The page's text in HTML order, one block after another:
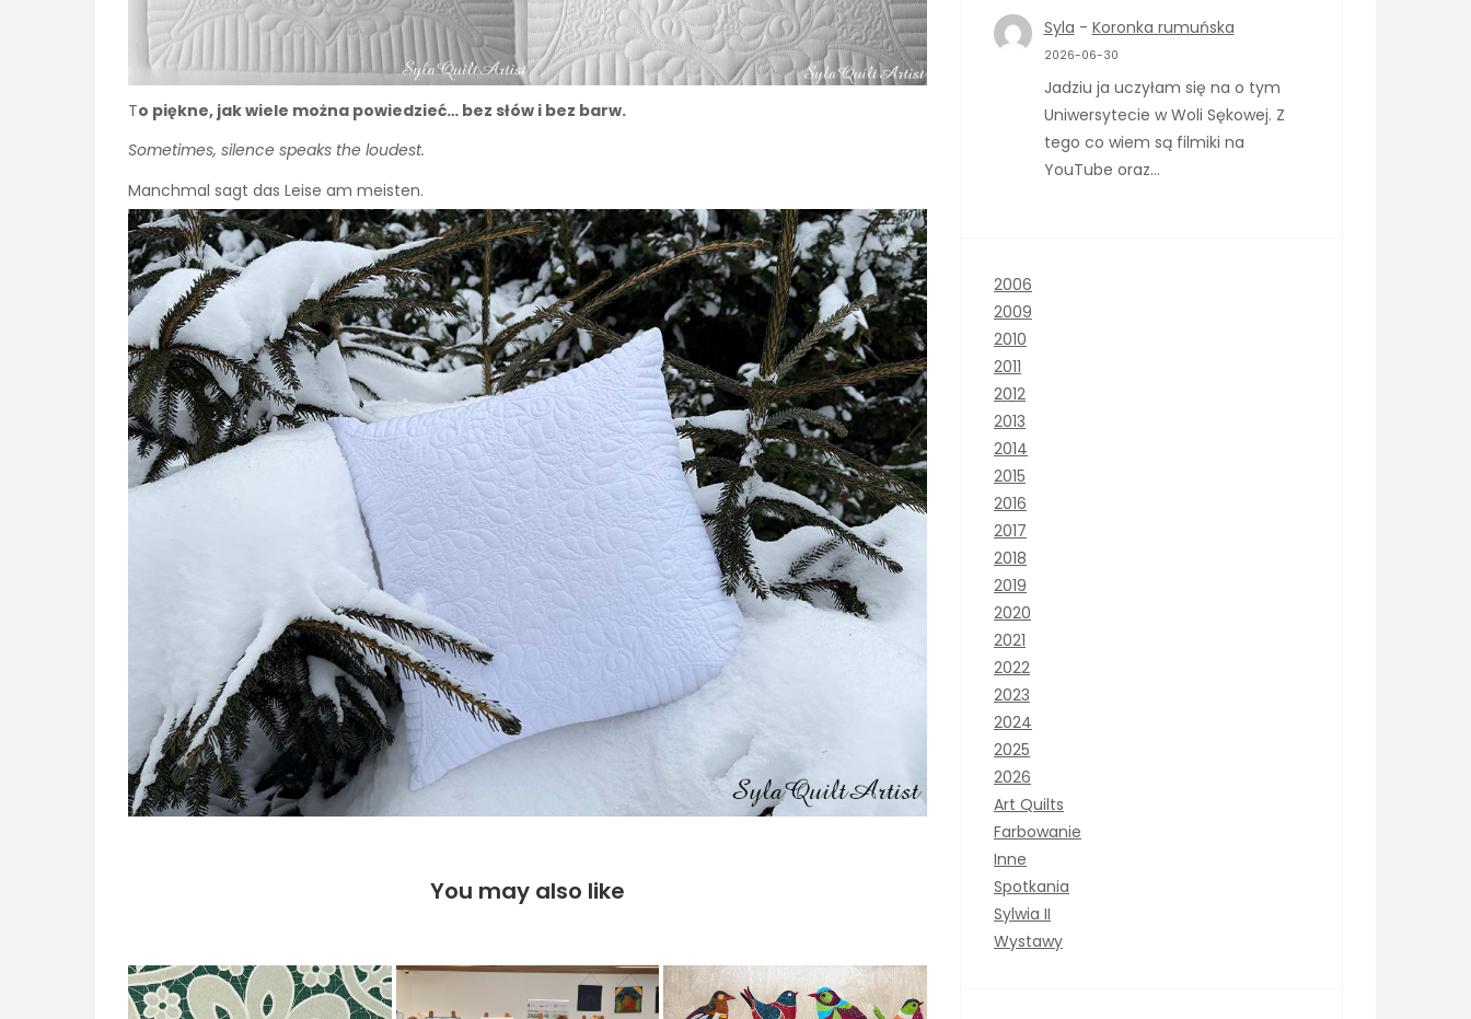
To piękne, jak wiele można powiedzieć… bez słów i bez barw.
Sometimes, silence speaks the loudest.
Manchmal sagt das Leise am meisten.
You may also like
Syla - Koronka rumuńska
2026-06-30
Jadziu ja uczyłam się na o tym
Uniwersytecie w Woli Sękowej. Z
tego co wiem są filmiki na
YouTube oraz…
2006
2009
2010
2011
2012
2013
2014
2015
2016
2017
2018
2019
2020
2021
2022
2023
2024
2025
2026
Art Quilts
Farbowanie
Inne
Spotkania
Sylwia II
Wystawy